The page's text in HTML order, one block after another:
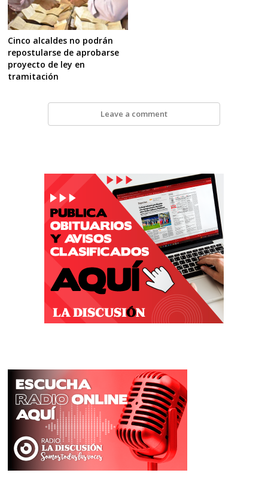
Cinco alcaldes no podrán
repostularse de aprobarse
proyecto de ley en
tramitación
Leave a comment